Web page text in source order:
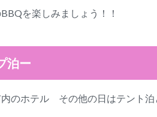
を楽しみましょう！！
泊ー
のホテル その他の日はテント泊